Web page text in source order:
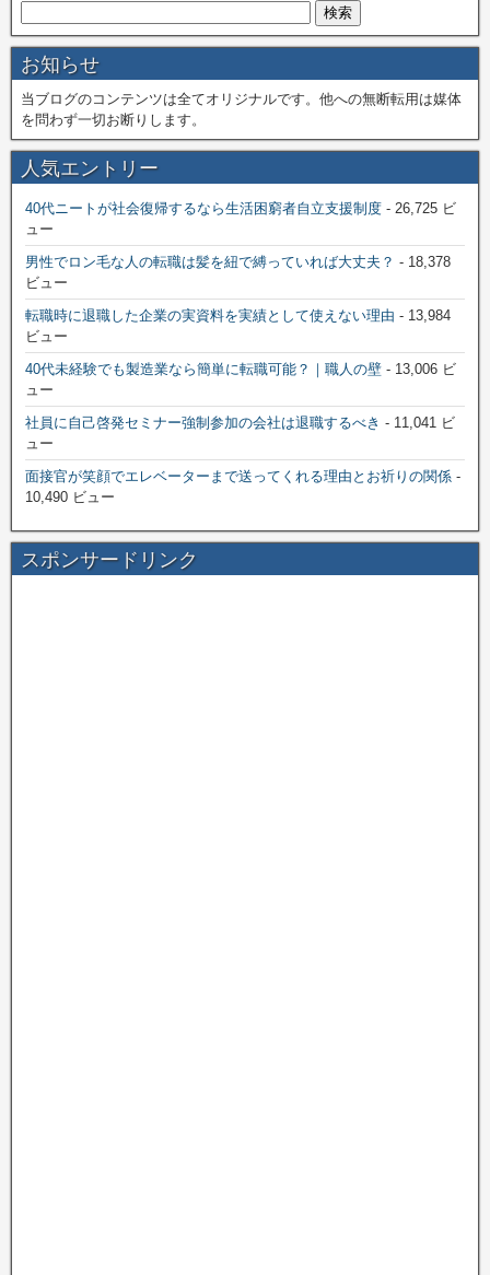
お知らせ
当ブログのコンテンツは全てオリジナルです。他への無断転用は媒体
を問わず一切お断りします。
人気エントリー
40代ニートが社会復帰するなら生活困窮者自立支援制度 - 26,725 ビ
ュー
男性でロン毛な人の転職は髪を紐で縛っていれば大丈夫？ - 18,378
ビュー
転職時に退職した企業の実資料を実績として使えない理由 - 13,984
ビュー
40代未経験でも製造業なら簡単に転職可能？｜職人の壁 - 13,006 ビ
ュー
社員に自己啓発セミナー強制参加の会社は退職するべき - 11,041 ビ
ュー
面接官が笑顔でエレベーターまで送ってくれる理由とお祈りの関係 -
10,490 ビュー
スポンサードリンク